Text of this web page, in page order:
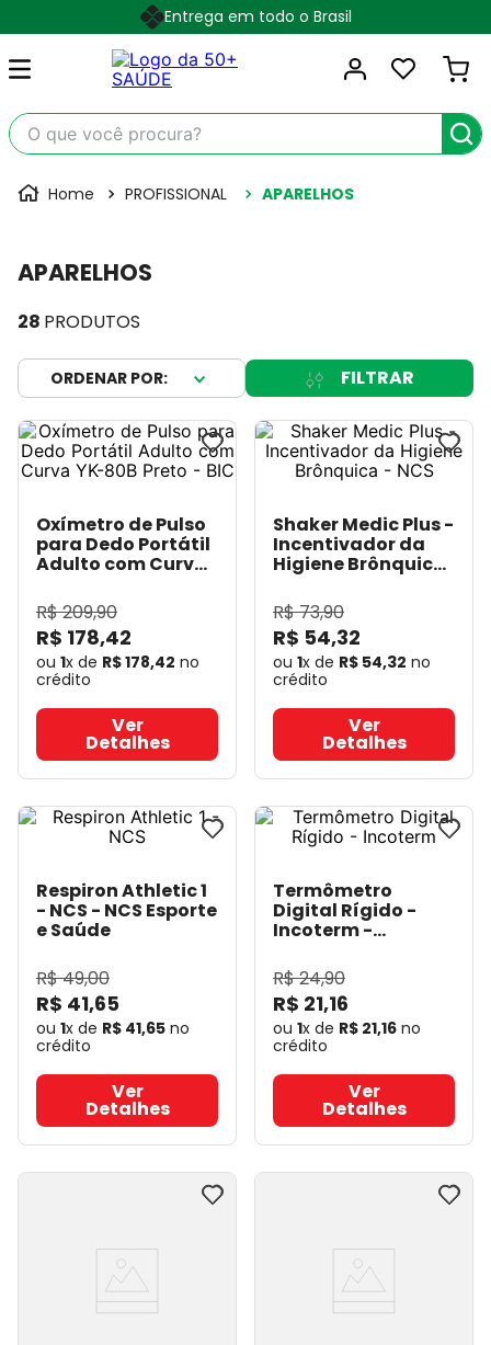
Entrega em todo o Brasil
O que você procura?
PROFISSIONAL APARELHOS
APARELHOS
28 PRODUTOS
FILTRAR
Oxímetro de Pulso
para Dedo Portátil
Adulto com Curva
- BIC
R$209,90
R$ 178,42
ou 1x de R$178,42 no
crédito
Ver
Detalhes
Shaker Medic Plus -
Incentivador da
Higiene Brônquica
e Saúde
R$73,90
R$ 54,32
ou 1x de R$ 54,32 no
crédito
Ver
Detalhes
Respiron Athletic 1
- NCS - NCS Esporte
e Saúde
R$49,00
R$ 41,65
ou 1x de R$ 41,65 no
crédito
Ver
Detalhes
Termômetro
Digital Rígido -
Incoterm-
R$24,90
R$ 21,16
ou 1x de R$ 21,16 no
crédito
Ver
Detalhes